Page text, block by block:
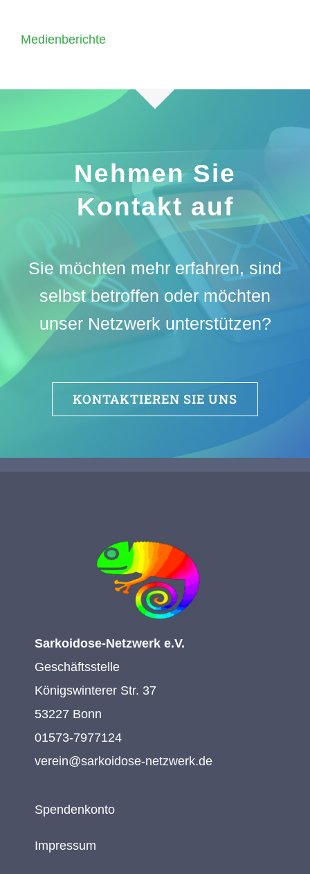
Medienberichte
Nehmen Sie
Kontakt auf
Sie möchten mehr erfahren, sind
selbst betroffen oder möchten
unser Netzwerk unterstützen?
KONTAKTIEREN SIE UNS
Sarkoidose-Netzwerk e.V.
Geschäftsstelle
Königswinterer Str. 37
53227 Bonn
01573-7977124
verein@sarkoidose-netzwerk.de
Spendenkonto
Impressum